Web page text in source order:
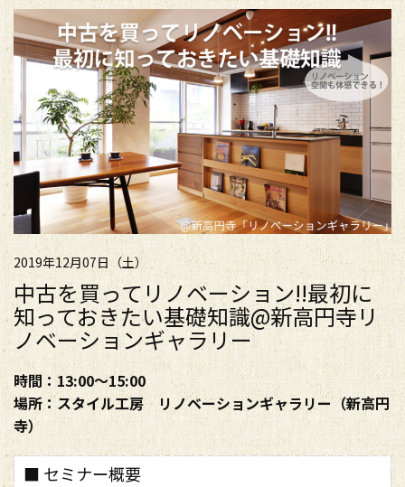
2019年12月07日（土）
中古を買ってリノベーション!!最初に
知っておきたい基礎知識@新高円寺リ
ノベーションギャラリー
時間：13:00～15:00
場所：スタイル工房 リノベーションギャラリー（新高円
寺）
■ セミナー概要